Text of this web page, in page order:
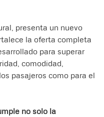
presenta un nuevo
la oferta completa
para superar
comodidad,
pasajeros como para el
no solo la